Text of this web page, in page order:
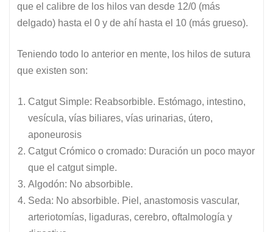
que el calibre de los hilos van desde 12/0 (más
delgado) hasta el 0 y de ahí hasta el 10 (más grueso).
Teniendo todo lo anterior en mente, los hilos de sutura
que existen son:
Catgut Simple: Reabsorbible. Estómago, intestino,
vesícula, vías biliares, vías urinarias, útero,
aponeurosis
Catgut Crómico o cromado: Duración un poco mayor
que el catgut simple.
Algodón: No absorbible.
Seda: No absorbible. Piel, anastomosis vascular,
arteriotomías, ligaduras, cerebro, oftalmología y